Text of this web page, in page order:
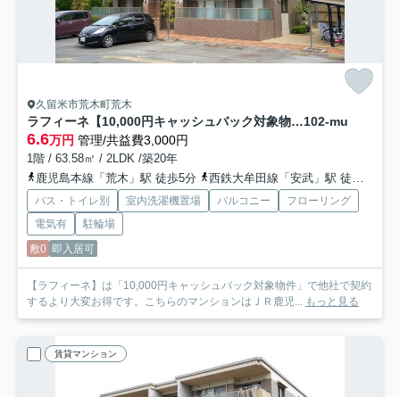
久留米市荒木町荒木
ラフィーネ【10,000円キャッシュバック対象物件】102-mu
6.6万円 管理/共益費3,000円
1階 / 63.58㎡ / 2LDK /築20年
鹿児島本線「荒木」駅 徒歩5分
西鉄大牟田線「安武」駅 徒歩28分
バス・トイレ別 室内洗濯機置場 バルコニー
フローリング
電気有
駐輪場
敷0 即入居可
【ラフィーネ】は「10,000円キャッシュバック対象物件」で他社で契約
するより大変お得です。こちらのマンションはＪＲ鹿児... もっと見る
賃貸マンション